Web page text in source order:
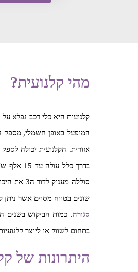
מהי קלנועית?
המופעל באופן חשמלי, מספק
בדרך
סוללה
שונים בטווח מסוים אשר ניתן
סגורה. כמות הביקוש בשנים
בתחום לשווק או לייצר
היתרונות של